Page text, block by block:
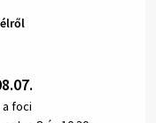
foci